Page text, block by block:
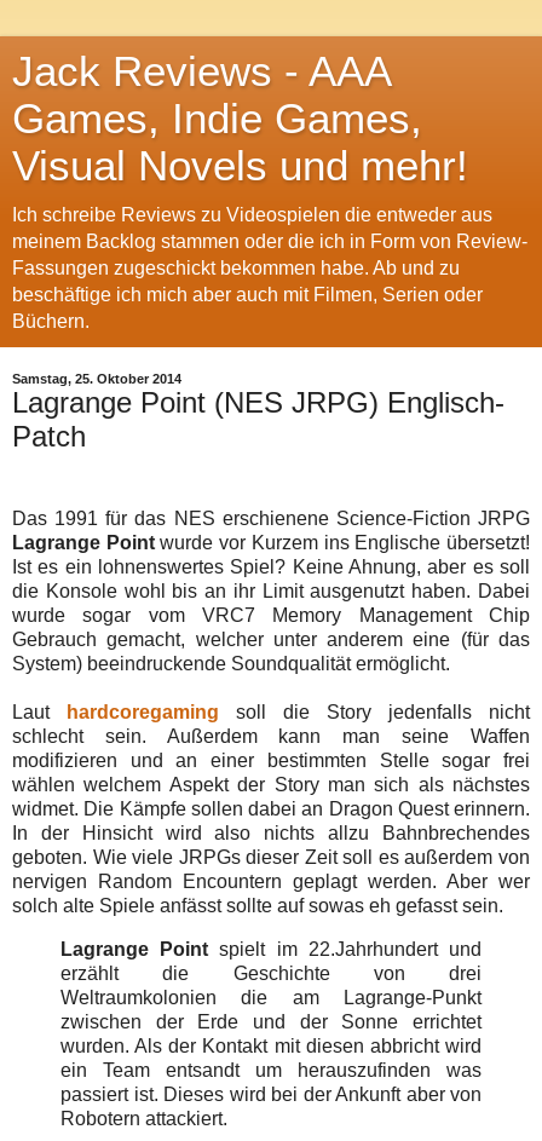
Jack Reviews - AAA
Games, Indie Games,
Visual Novels und mehr!
Ich schreibe Reviews zu Videospielen die entweder aus
meinem Backlog stammen oder die ich in Form von Review-
Fassungen zugeschickt bekommen habe. Ab und zu
beschäftige ich mich aber auch mit Filmen, Serien oder
Büchern.
Samstag, 25. Oktober 2014
Lagrange Point (NES JRPG) Englisch-
Patch
Das 1991 für das NES erschienene Science-Fiction JRPG
Lagrange Pointwurde vor Kurzem ins Englische übersetzt!
Ist es ein lohnenswertes Spiel? Keine Ahnung, aber es soll
die Konsole wohl bis an ihr Limit ausgenutzt haben. Dabei
wurde sogar vom VRC7 Memory Management Chip
Gebrauch gemacht, welcher unter anderem eine (für das
System) beeindruckende Soundqualität ermöglicht.
Laut hardcoregaming soll die Story jedenfalls nicht
schlecht sein. Außerdem kann man seine Waffen
modifizieren und an einer bestimmten Stelle sogar frei
wählen welchem Aspekt der Story man sich als nächstes
widmet. Die Kämpfe sollen dabei an Dragon Quest erinnern.
In der Hinsicht wird also nichts allzu Bahnbrechendes
geboten. Wie viele JRPGs dieser Zeit soll es außerdem von
nervigen Random Encountern geplagt werden. Aber wer
solch alte Spiele anfässt sollte auf sowas eh gefasst sein.
Lagrange Point spielt im 22.Jahrhundert und
erzählt die Geschichte von drei
Weltraumkolonien die am Lagrange-Punkt
zwischen der Erde und der Sonne errichtet
wurden. Als der Kontakt mit diesen abbricht wird
ein Team entsandt um herauszufinden was
passiert ist. Dieses wird bei der Ankunft aber von
Robotern attackiert.